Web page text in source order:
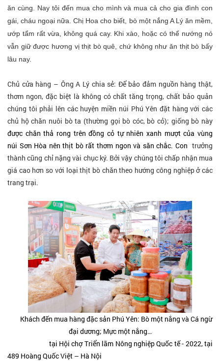
ăn cùng. Nay tôi đến mua cho mình và mua cả cho gia đình con
gái, cháu ngoại nữa. Chị Hoa cho biết, bò một nắng A Lý ăn mềm,
ướp tẩm rất vừa, không quá cay. Khi xào, hoặc có thể nướng nó
vẫn giữ được hương vị thịt bò quê, chứ không như ăn thịt bò bấy
lâu nay.
Chủ cửa hàng – Ông A Lý chia sẻ: Để bảo đảm nguồn hàng thật,
thơm ngon, đặc biệt là không có chất tăng trọng, chất bảo quản
chúng tôi phải lên các huyện miền núi Phú Yên đặt hàng với các
chủ hộ chăn nuôi bò ta (thường gọi bò cóc, bò cỏ); giống bò này
được chăn thả rong trên đồng cỏ tự nhiên xanh mượt của vùng
núi Sơn Hòa nên thịt bò rất thơm ngon và săn chắc. Con trưởng
thành cũng chỉ nặng vài chục ký. Bởi vậy chúng tôi chấp nhận mua
giá cao hơn so với loại thịt bò chăn theo hướng công nghiệp ở các
trang trại.
Khách đến mua hàng đặc sản Phú Yên: Bò một nắng và Cá ngừ
đại dương; Mực một nắng…
tại Hội chợ Triển lãm Nông nghiệp Quốc tế - 2022, tại
489 Hoàng Quốc Việt – Hà Nội